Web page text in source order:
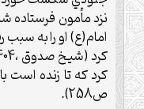
نزد مأمون فرستاده
امام(ع) او را به
کرد که تا زنده
ص258).